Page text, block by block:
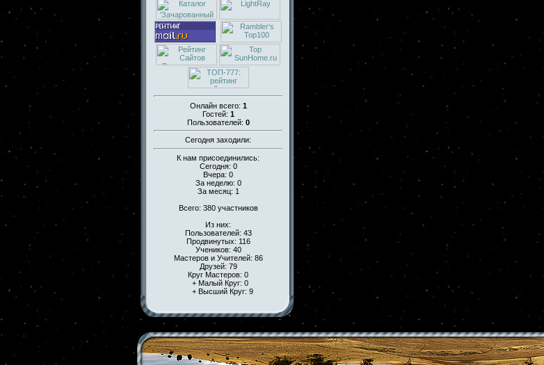
Онлайн всего: 1
Гостей: 1
Пользователей: 0
Сегодня заходили:
К нам присоединились:
Сегодня: 0
Вчера: 0
За неделю: 0
За месяц: 1
Всего: 380 участников
Из них:
Пользователей: 43
Продвинутых: 116
Учеников: 40
Мастеров и Учителей: 86
Друзей: 79
Круг Мастеров: 0
+ Малый Круг: 0
+ Высший Круг: 9